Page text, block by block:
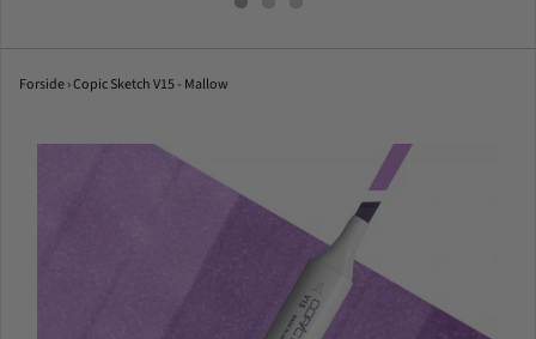
Forside›Copic Sketch V15 - Mallow